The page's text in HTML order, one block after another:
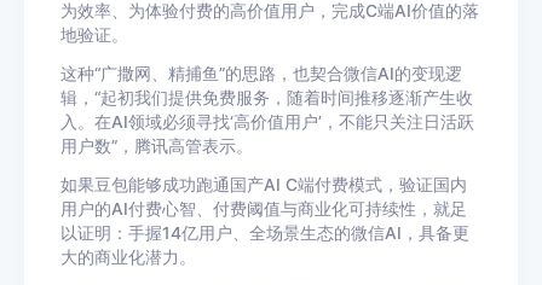
为效率、为体验付费的高价值用户，完成C端AI价值的落
地验证。
这种“广撒网、精捕鱼”的思路，也契合微信AI的变现逻
辑，“起初我们提供免费服务，随着时间推移逐渐产生收
入。在AI领域必须寻找‘高价值用户’，不能只关注日活跃
用户数”，腾讯高管表示。
如果豆包能够成功跑通国产AI C端付费模式，验证国内
用户的AI付费心智、付费阈值与商业化可持续性，就足
以证明：手握14亿用户、全场景生态的微信AI，具备更
大的商业化潜力。